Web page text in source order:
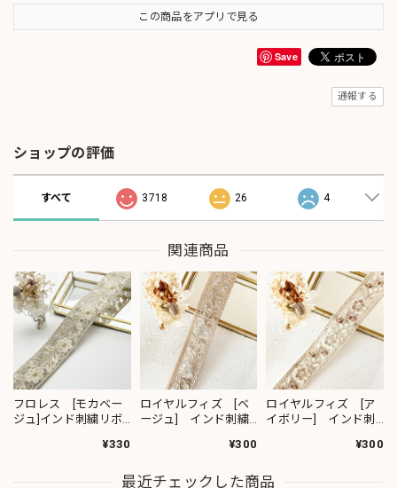
この商品をアプリで見る
Save
通報する
ショップの評価
すべて 3718 26 4
関連商品
フロレス [モカベー
ジュ]インド刺繍リボ
¥330
ロイヤルフィズ [ベ
ージュ] インド刺繍
¥300
ロイヤルフィズ [ア
イボリー] インド刺
¥300
最近チェックした商品